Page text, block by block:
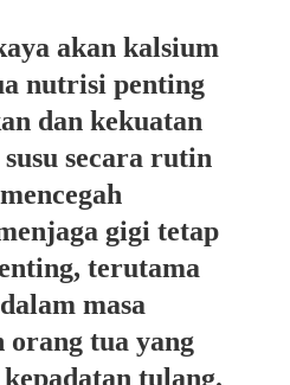
akan kalsium
nutrisi penting
dan kekuatan
secara rutin
gigi tetap
terutama
masa
orang tua yang
tulang.